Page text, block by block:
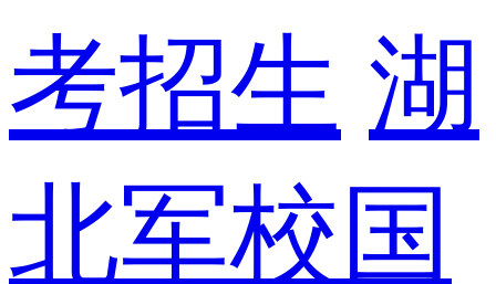
考招生 湖
北军校国